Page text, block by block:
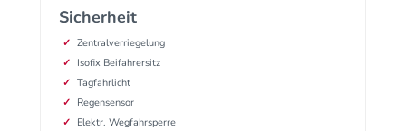
Sicherheit
Zentralverriegelung
Isofix Beifahrersitz
Tagfahrlicht
Regensensor
Elektr. Wegfahrsperre